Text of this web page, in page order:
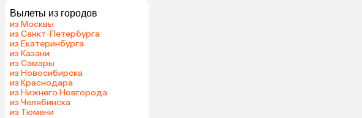
Вылеты из городов
из Москвы
из Санкт-Петербурга
из Екатеринбурга
из Казани
из Самары
из Новосибирска
из Краснодара
из Нижнего Новгорода
из Челябинска
из Тюмени